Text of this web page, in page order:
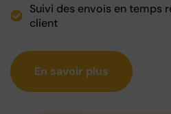
Suivi des envois en temps
client
En savoir plus